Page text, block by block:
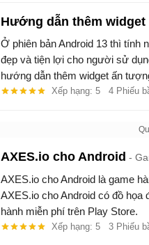
Hướng dẫn thêm
Ở phiên bản Android 13 thì tính
đẹp và tiện lợi cho người sử
hướng dẫn thêm widget ấn
Xếp hạng: 5 4 Phiếu
AXES.io cho Android
AXES.io cho Android là game
AXES.io cho Android có đồ
hành miễn phí trên Play Store.
Xếp hạng: 5 3 Phiếu